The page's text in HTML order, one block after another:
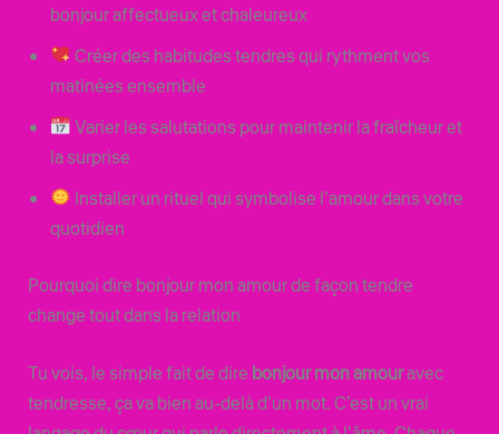
bonjour affectueux et chaleureux
Créer des habitudes tendres qui rythment vos
matinées ensemble
Varier les salutations pour maintenir la fraîcheur et
la surprise
Installer un rituel qui symbolise l’amour dans votre
quotidien
Pourquoi dire bonjour mon amour de façon tendre
change tout dans la relation
Tu vois, le simple fait de dire bonjour mon amouravec
tendresse, ça va bien au-delà d’un mot. C’est un vrai